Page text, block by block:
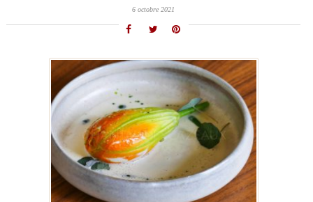
6 octobre 2021